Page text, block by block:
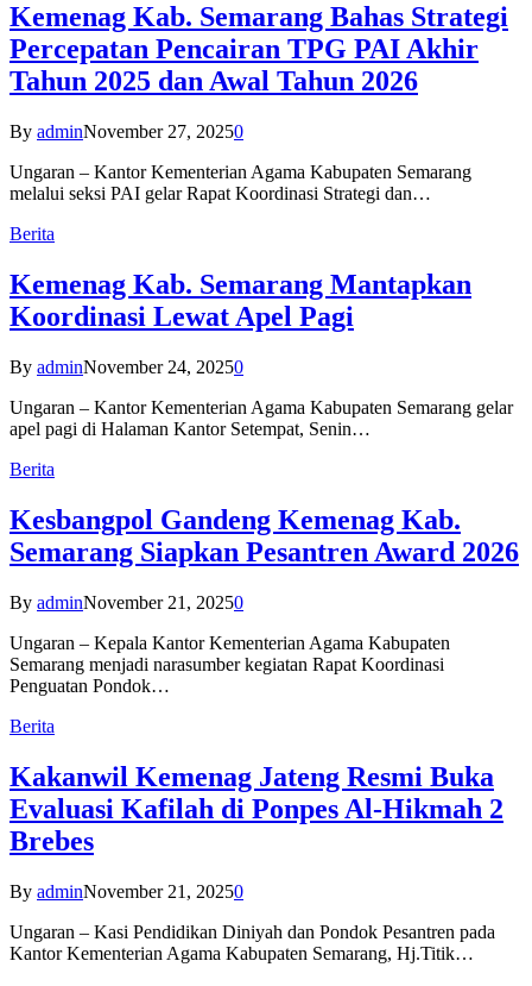
Kemenag Kab. Semarang Bahas Strategi
Percepatan Pencairan TPG PAI Akhir
Tahun 2025 dan Awal Tahun 2026
By adminNovember 27, 20250
Ungaran – Kantor Kementerian Agama Kabupaten Semarang
melalui seksi PAI gelar Rapat Koordinasi Strategi dan…
Berita
Kemenag Kab. Semarang Mantapkan
Koordinasi Lewat Apel Pagi
By adminNovember 24, 20250
Ungaran – Kantor Kementerian Agama Kabupaten Semarang gelar
apel pagi di Halaman Kantor Setempat, Senin…
Berita
Kesbangpol Gandeng Kemenag Kab.
Semarang Siapkan Pesantren Award 2026
By adminNovember 21, 20250
Ungaran – Kepala Kantor Kementerian Agama Kabupaten
Semarang menjadi narasumber kegiatan Rapat Koordinasi
Penguatan Pondok…
Berita
Kakanwil Kemenag Jateng Resmi Buka
Evaluasi Kafilah di Ponpes Al-Hikmah 2
Brebes
By adminNovember 21, 20250
Ungaran – Kasi Pendidikan Diniyah dan Pondok Pesantren pada
Kantor Kementerian Agama Kabupaten Semarang, Hj.Titik…